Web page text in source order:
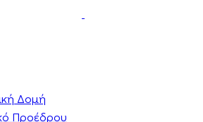
Δομή
Προέδρου